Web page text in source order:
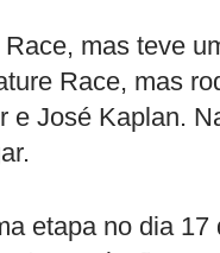
mas teve
Race, mas
e José Kaplan.
etapa no dia 17